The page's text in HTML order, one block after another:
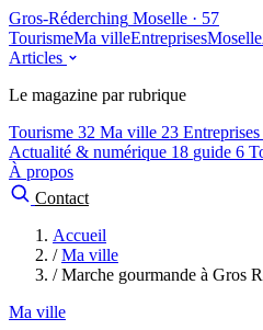
Gros-Réderching Moselle · 57
TourismeMa villeEntreprisesMoselle
Articles
Le magazine par rubrique
Tourisme 32 Ma ville 23 Entreprises
Actualité & numérique 18 guide 6
À propos
Contact
Accueil
/ Ma ville
/ Marche gourmande à Gros
Ma ville